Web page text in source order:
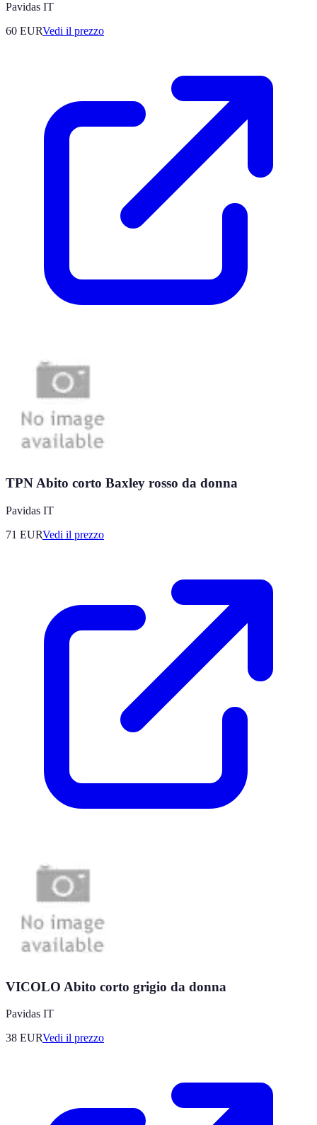
Pavidas IT
60 EURVedi il prezzo
TPN Abito corto Baxley rosso da donna
Pavidas IT
71 EURVedi il prezzo
VICOLO Abito corto grigio da donna
Pavidas IT
38 EURVedi il prezzo